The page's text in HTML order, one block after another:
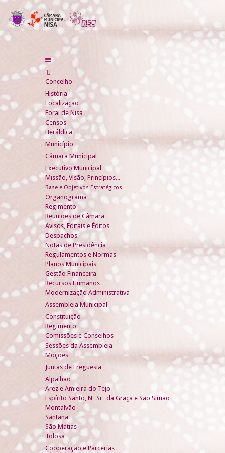
Concelho
História
Localização
Foral de Nisa
Censos
Heráldica
Município
Câmara Municipal
Executivo Municipal
Missão, Visão, Princípios...
Base e Objetivos Estratégicos
Organograma
Regimento
Reuniões de Câmara
Avisos, Editais e Éditos
Despachos
Notas de Presidência
Regulamentos e Normas
Planos Municipais
Gestão Financeira
Recursos Humanos
Modernização Administrativa
Assembleia Municipal
Constituição
Regimento
Comissões e Conselhos
Sessões da Assembleia
Moções
Juntas de Freguesia
Alpalhão
Arez e Amieira do Tejo
Espírito Santo, Nª Srª da Graça e São Simão
Montalvão
Santana
São Matias
Tolosa
Cooperação e Parcerias